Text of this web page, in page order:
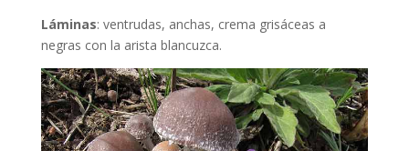
Láminas: ventrudas, anchas, crema grisáceas a
negras con la arista blancuzca.